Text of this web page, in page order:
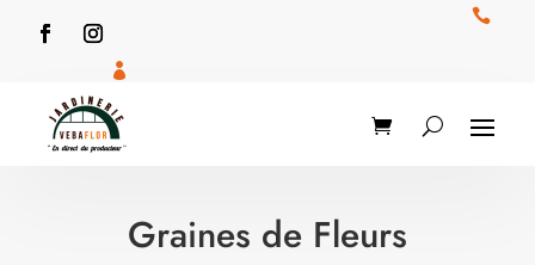


Graines de Fleurs